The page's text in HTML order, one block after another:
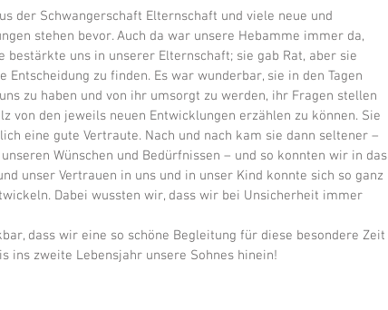
der Schwangerschaft Elternschaft und viele neue und
stehen bevor. Auch da war unsere Hebamme immer da,
bestärkte uns in unserer Elternschaft; sie gab Rat, aber sie
Entscheidung zu finden. Es war wunderbar, sie in den Tagen
zu haben und von ihr umsorgt zu werden, ihr Fragen stellen
von den jeweils neuen Entwicklungen erzählen zu können. Sie
eine gute Vertraute. Nach und nach kam sie dann seltener –
Wünschen und Bedürfnissen – und so konnten wir in das
unser Vertrauen in uns und in unser Kind konnte sich so ganz
Dabei wussten wir, dass wir bei Unsicherheit immer
dass wir eine so schöne Begleitung für diese besondere Zeit
ins zweite Lebensjahr unsere Sohnes hinein!